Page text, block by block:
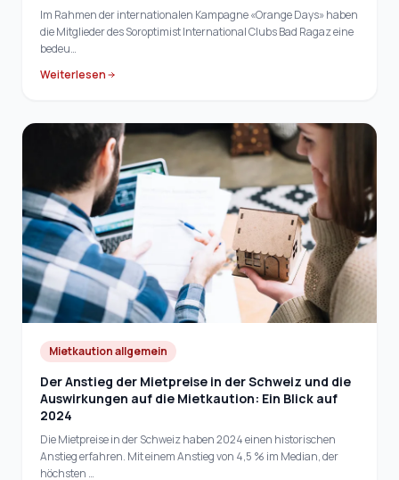
Im Rahmen der internationalen Kampagne «Orange Days» haben
die Mitglieder des Soroptimist International Clubs Bad Ragaz eine
bedeu…
Weiterlesen
Mietkaution allgemein
Der Anstieg der Mietpreise in der Schweiz und die
Auswirkungen auf die Mietkaution: Ein Blick auf
2024
Die Mietpreise in der Schweiz haben 2024 einen historischen
Anstieg erfahren. Mit einem Anstieg von 4,5 % im Median, der
höchsten …